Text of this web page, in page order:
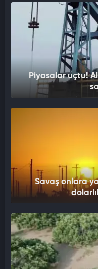
Piyasalar uçtu!
Savaş onlara